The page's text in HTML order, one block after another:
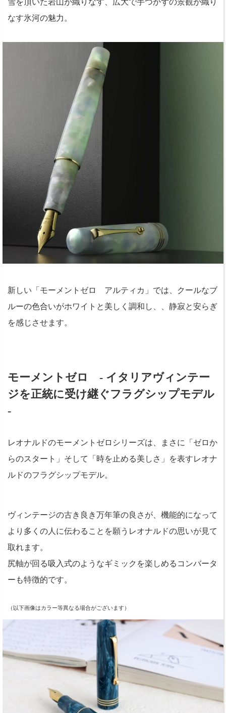
なす氷河の魅力。
新しい「モーメントゼロ アルティカ」では、クールなブ
ルーの色合いがホワイトと美しく調和し、、静寂と安らぎ
を感じさせます。
モーメントゼロ - イタリアヴィンテー
ジを正統に受け継ぐフラグシップモデル
-
レオナルドのモーメントゼロシリーズは、まさに「ゼロか
らのスタート」そして「時を止める美しさ」を表すレオナ
ルドのフラグシップモデル。
ヴィンテージの古き良き万年筆の良さが、機能的になって
より多くの人に伝わることを願うレオナルドの思いが見て
取れます。
尻軸が回る吸入式のようなギミックを楽しめるコンバータ
ーも特徴的です。
（以下画像はカラー等異なる場合がございます）